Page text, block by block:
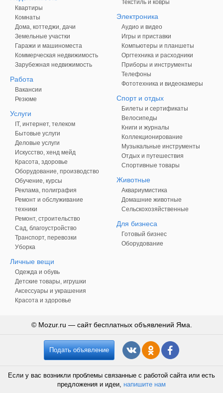
Квартиры
Комнаты
Дома, коттеджи, дачи
Земельные участки
Гаражи и машиноместа
Коммерческая недвижимость
Зарубежная недвижимость
Работа
Вакансии
Резюме
Услуги
IT, интернет, телеком
Бытовые услуги
Деловые услуги
Искусство, хенд мейд
Красота, здоровье
Оборудование, производство
Обучение, курсы
Реклама, полиграфия
Ремонт и обслуживание
техники
Ремонт, строительство
Сад, благоустройство
Транспорт, перевозки
Уборка
Личные вещи
Одежда и обувь
Детские товары, игрушки
Аксессуары и украшения
Красота и здоровье
Текстиль и ковры
Электроника
Аудио и видео
Игры и приставки
Компьютеры и планшеты
Оргтехника и расходники
Приборы и инструменты
Телефоны
Фототехника и видеокамеры
Спорт и отдых
Билеты и сертификаты
Велосипеды
Книги и журналы
Коллекционирование
Музыкальные инструменты
Отдых и путешествия
Спортивные товары
Животные
Аквариумистика
Домашние животные
Сельскохозяйственные
Для бизнеса
Готовый бизнес
Оборудование
© Mozur.ru — сайт бесплатных объявлений Яма.
Подать объявление
Если у вас возникли проблемы связанные с работой сайта или есть
предложения и идеи, напишите нам